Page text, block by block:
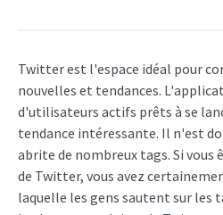
Twitter est l'espace idéal pour
nouvelles et tendances.
d'utilisateurs actifs prêts à se
tendance intéressante. Il n'est
abrite de nombreux tags. Si
de Twitter, vous avez
laquelle les gens sautent sur les